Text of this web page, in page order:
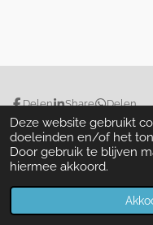
Deze website gebruikt
doeleinden en/of het
Door gebruik te blijven
hiermee akkoord.
Delen Share Delen
© 2018 - 2026